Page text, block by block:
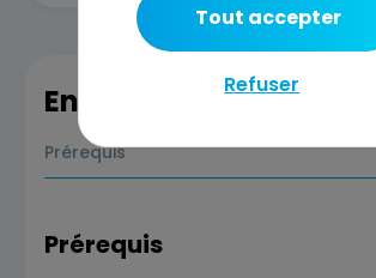
En savoir plus
Prérequis
Prérequis
Refuser
Tout accepter